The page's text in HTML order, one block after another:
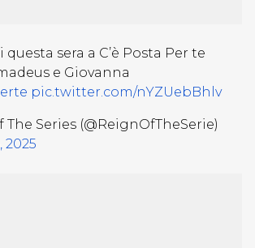
sera a C’è Posta Per te
e Giovanna
pic.twitter.com/nYZUebBhlv
Series (@ReignOfTheSerie)
2025